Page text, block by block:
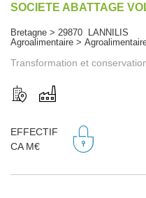
SOCIETE ABATTAGE
Bretagne > 29870 LANNILIS
Agroalimentaire >
Transformation et
EFFECTIF
CA M€